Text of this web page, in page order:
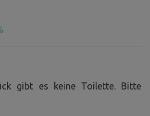
ist ein denkmalgeschütztes
Viele Arbeiten finden
statt, sodass die Gäste nicht
handelt sich immer noch um
der wächst und gedeiht –
gibt es keine Toilette. Bitte